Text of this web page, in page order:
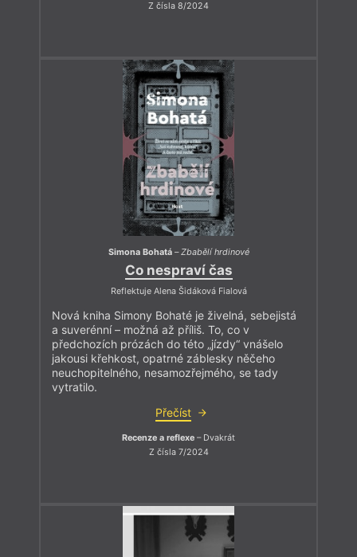
Z čísla 8/2024
Simona Bohatá–Zbabělí hrdinové
Co nespraví čas
Reflektuje Alena Šidáková Fialová
Nová kniha Simony Bohaté je živelná, sebejistá
a suverénní – možná až příliš. To, co v
předchozích prózách do této „jízdy“ vnášelo
jakousi křehkost, opatrné záblesky něčeho
neuchopitelného, nesamozřejmého, se tady
vytratilo.
Přečíst
Recenze a reflexe – Dvakrát
Z čísla 7/2024